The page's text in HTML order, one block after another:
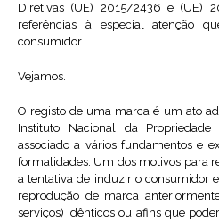
Diretivas (UE) 2015/2436 e (UE)
referências à especial atenção
consumidor.
Vejamos.
O registo de uma marca é um ato
Instituto Nacional da
associado a vários fundamentos e
formalidades. Um dos motivos para
a tentativa de induzir o consumidor
reprodução de marca
serviços) idênticos ou afins que